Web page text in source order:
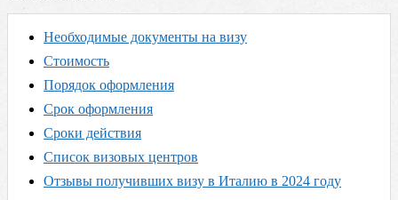
Необходимые документы на визу
Стоимость
Порядок оформления
Срок оформления
Сроки действия
Список визовых центров
Отзывы получивших визу в Италию в 2024 году